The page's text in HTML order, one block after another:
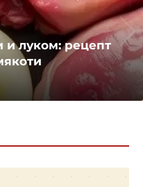
и луком: рецепт